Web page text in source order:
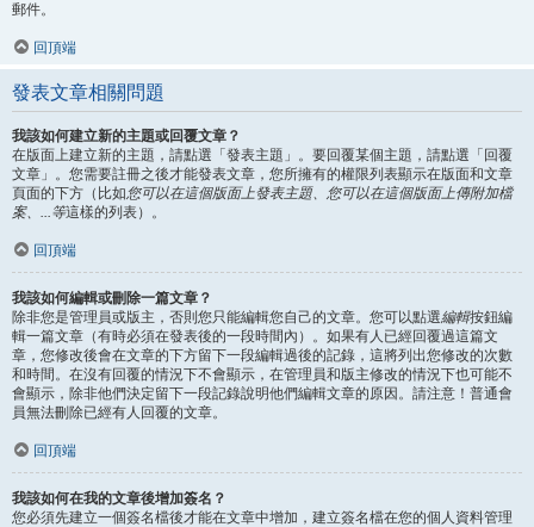
郵件。
回頂端
發表文章相關問題
我該如何建立新的主題或回覆文章？
在版面上建立新的主題，請點選「發表主題」。要回覆某個主題，請點選「回覆
文章」。您需要註冊之後才能發表文章，您所擁有的權限列表顯示在版面和文章
頁面的下方（比如您可以在這個版面上發表主題、您可以在這個版面上傳附加檔
案、...等這樣的列表）。
回頂端
我該如何編輯或刪除一篇文章？
除非您是管理員或版主，否則您只能編輯您自己的文章。您可以點選編輯按鈕編
輯一篇文章（有時必須在發表後的一段時間內）。如果有人已經回覆過這篇文
章，您修改後會在文章的下方留下一段編輯過後的記錄，這將列出您修改的次數
和時間。在沒有回覆的情況下不會顯示，在管理員和版主修改的情況下也可能不
會顯示，除非他們決定留下一段記錄說明他們編輯文章的原因。請注意！普通會
員無法刪除已經有人回覆的文章。
回頂端
我該如何在我的文章後增加簽名？
您必須先建立一個簽名檔後才能在文章中增加，建立簽名檔在您的個人資料管理